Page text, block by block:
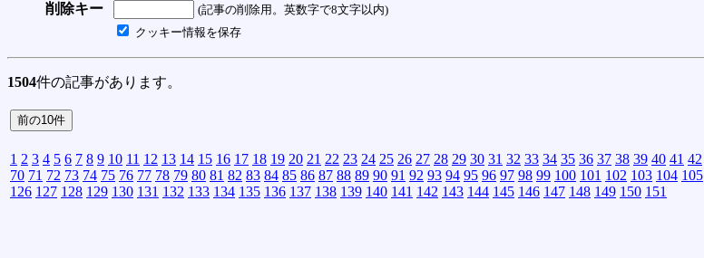
削除キー
(記事の削除用。英数字で8文字以内)
クッキー情報を保存
1504件の記事があります。
1 2 3 4 5 6 7 8 9 10 11 12 13 14 15 16 17 18 19 20 21 22 23 24 25 26 27 28 29 30 31 32 33 34 35 36 37 38 39 40 41 42
70 71 72 73 74 75 76 77 78 79 80 81 82 83 84 85 86 87 88 89 90 91 92 93 94 95 96 97 98 99 100 101 102 103 104 105
126 127 128 129 130 131 132 133 134 135 136 137 138 139 140 141 142 143 144 145 146 147 148 149 150 151